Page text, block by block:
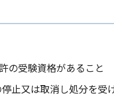
の受験資格があること
止又は取消し処分を受